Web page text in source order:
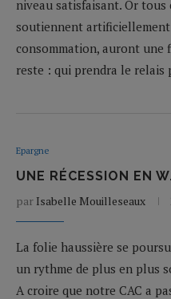
niveau satisfaisant. Or tous
soutiennent
consommation, auront une
reste : qui prendra le relais
Epargne
UNE RÉCESSION EN
par Isabelle Mouilleseaux
La folie haussière se
un rythme de plus en plus
A croire que notre CAC a